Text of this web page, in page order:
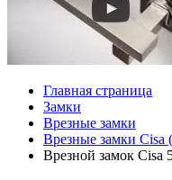
Главная страница
Замки
Врезные замки
Врезные замки Cisa
Врезной замок